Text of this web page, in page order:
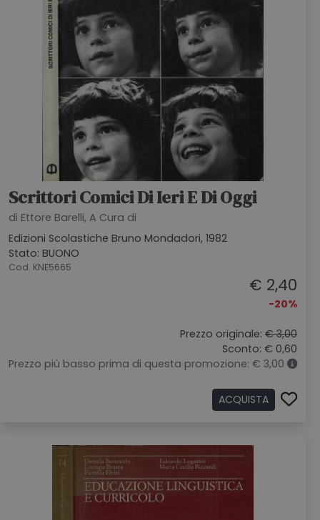
Scrittori Comici Di Ieri E Di Oggi
di Ettore Barelli, A Cura di
Edizioni Scolastiche Bruno Mondadori, 1982
Stato: BUONO
Cod. KNE5665
€ 2,40
-20%
Prezzo originale: € 3,00
Sconto: € 0,60
Prezzo più basso prima di questa promozione: € 3,00
ACQUISTA